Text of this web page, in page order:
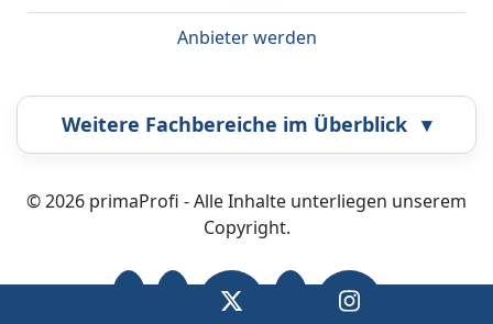
Anbieter werden
Weitere Fachbereiche im Überblick ▾
Airbrush Bestatter
© 2026 primaProfi - Alle Inhalte unterliegen unserem
Copyright.